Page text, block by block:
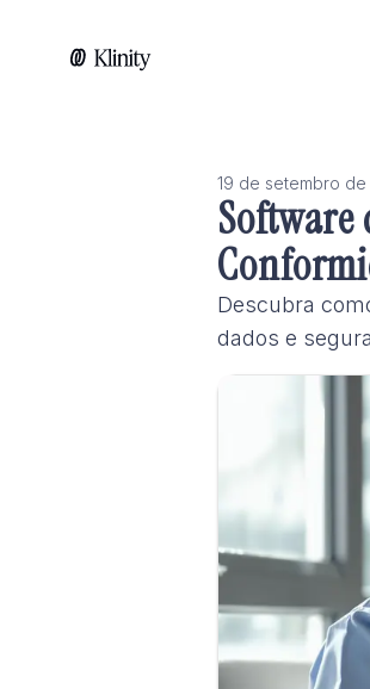
19 de setembro de
Software
Descubra
dados e